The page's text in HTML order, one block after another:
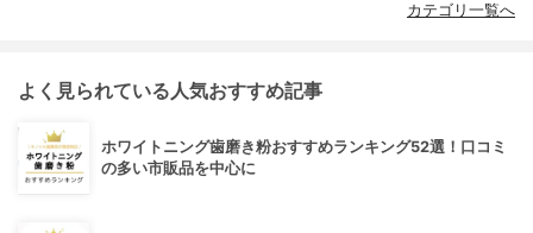
カテゴリ一覧へ
よく見られている人気おすすめ記事
ホワイトニング歯磨き粉おすすめランキング52選！口コミ
の多い市販品を中心に